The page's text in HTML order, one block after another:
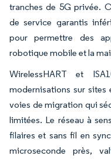
tranches de 5G privée.
de service garantis
pour permettre des
robotique mobile et la
WirelessHART et
modernisations sur sites
voies de migration qui
limitées. Le réseau à
filaires et sans fil en
microseconde près,